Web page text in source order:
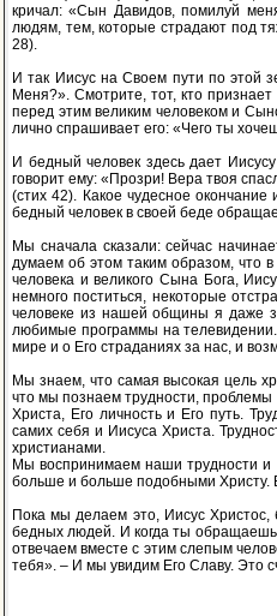
кричал: «Сын Давидов, помилуй
людям, тем, которые страдают под
28).
И так Иисус на Своем пути по этой
Меня?». Смотрите, тот, кто
перед этим великим человеком и
лично спрашивает его: «Чего ты
И бедный человек здесь дает
говорит ему: «Прозри! Вера твоя
(стих 42). Какое чудесное
бедный человек в своей беде
Мы сначала сказали: сейчас
думаем об этом таким образом, что
человека и великого Сына Бога,
немного поститься, некоторые
человеке из нашей общины я даже
любимые программы на
мире и о Его страданиях за нас, и
Мы знаем, что самая высокая цель
что мы познаем трудности,
Христа, Его личность и Его путь.
самих себя и Иисуса Христа.
христианами.
Мы воспринимаем наши трудности и
больше и больше подобными Христу.
Пока мы делаем это, Иисус
бедных людей. И когда ты
отвечаем вместе с этим слепым
тебя». – И мы увидим Его Славу. Это